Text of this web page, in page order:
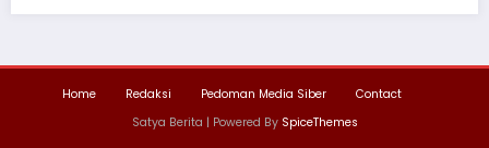
Home Redaksi Pedoman Media Siber
Contact
Satya Berita | Powered By SpiceThemes